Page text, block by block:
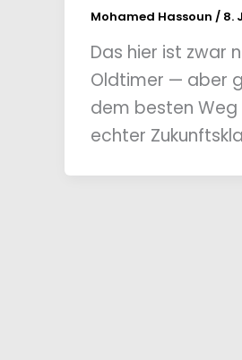
Mohamed Hassoun / 8.
Das hier ist zwar
Oldtimer — aber
dem besten Weg
echter